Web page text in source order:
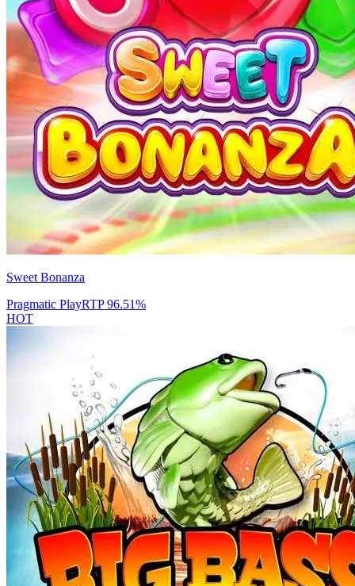
Sweet Bonanza
Pragmatic PlayRTP96.51%
HOT